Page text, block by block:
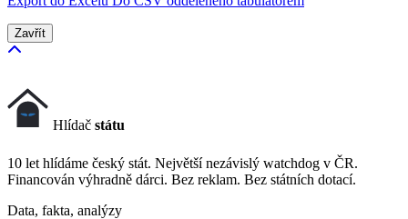
Zavřít
Hlídač státu
10 let hlídáme český stát. Největší nezávislý watchdog v ČR.
Financován výhradně dárci. Bez reklam. Bez státních dotací.
Data, fakta, analýzy